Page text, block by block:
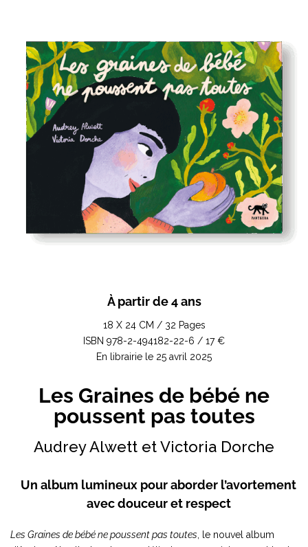
À partir de 4 ans
18 X 24 CM / 32 Pages
ISBN 978-2-494182-22-6 / 17 €
En librairie le 25 avril 2025
Les Graines de bébé ne
poussent pas toutes
Audrey Alwett et Victoria Dorche
Un album lumineux pour aborder l’avortement
avec douceur et respect
Les Graines de bébé ne poussent pas toutes , le nouvel album